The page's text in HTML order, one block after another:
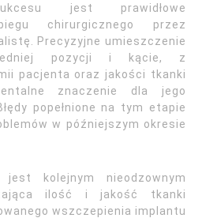
jest prawidłowe
chirurgicznego przez
Precyzyjne umieszczenie
pozycji i kącie, z
pacjenta oraz jakości tkanki
znaczenie dla jego
popełnione na tym etapie
w późniejszym okresie
kolejnym nieodzownym
ilość i jakość tkanki
wszczepienia implantu